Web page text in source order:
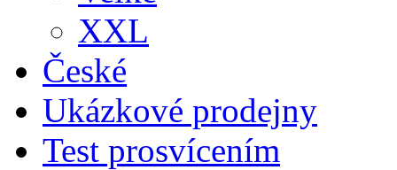
XXL
České
Ukázkové prodejny
Test prosvícením